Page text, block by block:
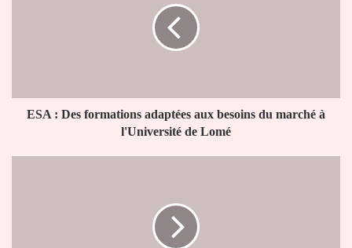
marché
ESA : Des formations adaptées aux besoins du marché à
l'Université de Lomé